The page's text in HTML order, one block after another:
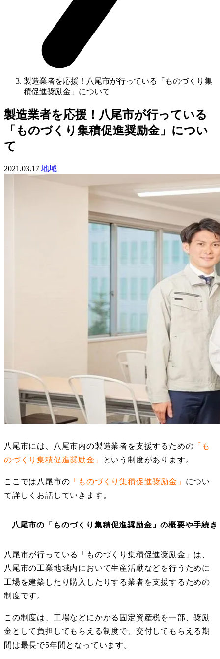
製造業者を応援！八尾市が行っている「ものづくり集
積促進奨励金」について
製造業者を応援！八尾市が行っている
「ものづくり集積促進奨励金」につい
て
2021.03.17 地域
八尾市には、八尾市内の製造業者を支援するための 「も
のづくり集積促進奨励金」
という制度があります。
ここでは八尾市の 「ものづくり集積促進奨励金」 につい
て詳しくお話していきます。
八尾市の「ものづくり集積促進奨励金」の概要や手続
八尾市が行っている「ものづくり集積促進奨励金」は、
八尾市の工業地域内において生産活動などを行うために
工場を建築したり購入したりする業者を支援するための
制度です。
この制度は、工場などにかかる固定資産税を一部、奨励
金として負担してもらえる制度で、交付してもらえる期
間は最長で5年間となっています。